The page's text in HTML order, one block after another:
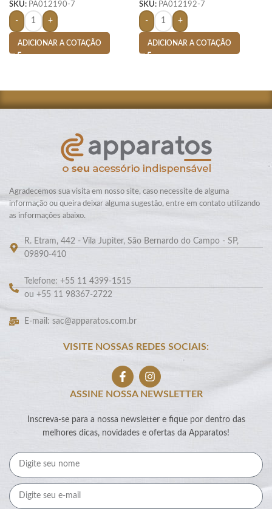
SKU: PA012190-7
- +
ADICIONAR A COTAÇÃO
SKU: PA012192-7
- +
ADICIONAR A COTAÇÃO
Agradecemos sua visita em nosso site, caso necessite de alguma
informação ou queira deixar alguma sugestão, entre em contato utilizando
as informações abaixo.
R. Etram, 442 - Vila Jupiter, São Bernardo do Campo - SP,
09890-410
Telefone: +55 11 4399-1515
ou +55 11 98367-2722
E-mail: sac@apparatos.com.br
VISITE NOSSAS REDES SOCIAIS:
ASSINE NOSSA NEWSLETTER
Inscreva-se para a nossa newsletter e fique por dentro das
melhores dicas, novidades e ofertas da Apparatos!